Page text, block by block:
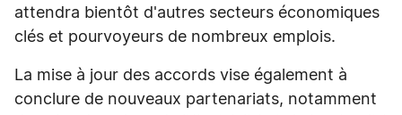
attendra bientôt d'autres secteurs économiques
clés et pourvoyeurs de nombreux emplois.
La mise à jour des accords vise également à
conclure de nouveaux partenariats, notamment